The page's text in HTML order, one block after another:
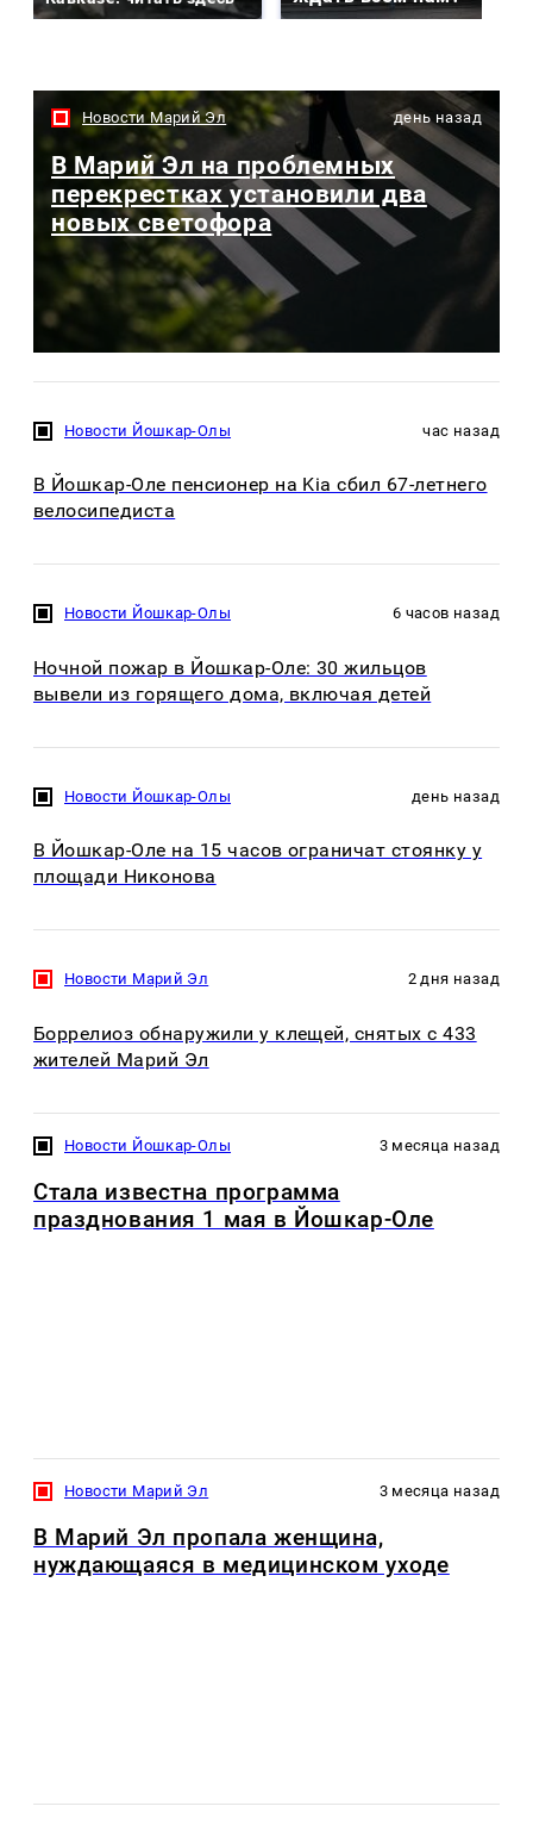
Новости Марий Эл день назад
В Марий Эл на проблемных
перекрестках установили два
новых светофора
Новости Йошкар-Олы час назад
В Йошкар-Оле пенсионер на Kia сбил 67-летнего
велосипедиста
Новости Йошкар-Олы 6 часов назад
Ночной пожар в Йошкар-Оле: 30 жильцов
вывели из горящего дома, включая детей
Новости Йошкар-Олы день назад
В Йошкар-Оле на 15 часов ограничат стоянку у
площади Никонова
Новости Марий Эл 2 дня назад
Боррелиоз обнаружили у клещей, снятых с 433
жителей Марий Эл
Новости Йошкар-Олы 3 месяца назад
Стала известна программа
празднования 1 мая в Йошкар-Оле
Новости Марий Эл 3 месяца назад
В Марий Эл пропала женщина,
нуждающаяся в медицинском уходе